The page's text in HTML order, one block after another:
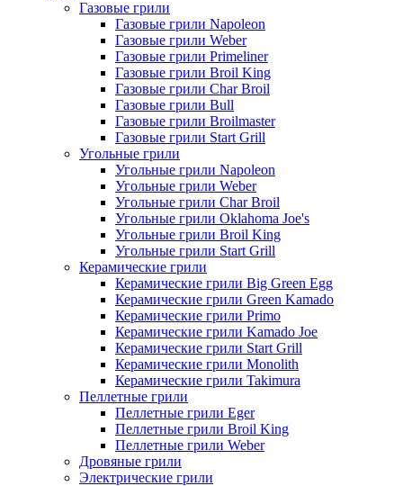
Газовые грили
Газовые грили Napoleon
Газовые грили Weber
Газовые грили Primeliner
Газовые грили Broil King
Газовые грили Char Broil
Газовые грили Bull
Газовые грили Broilmaster
Газовые грили Start Grill
Угольные грили
Угольные грили Napoleon
Угольные грили Weber
Угольные грили Char Broil
Угольные грили Oklahoma Joe's
Угольные грили Broil King
Угольные грили Start Grill
Керамические грили
Керамические грили Big Green Egg
Керамические грили Green Kamado
Керамические грили Primo
Керамические грили Kamado Joe
Керамические грили Start Grill
Керамические грили Monolith
Керамические грили Takimura
Пеллетные грили
Пеллетные грили Eger
Пеллетные грили Broil King
Пеллетные грили Weber
Дровяные грили
Электрические грили